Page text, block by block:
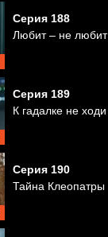
Серия 188
Любит – не любит
Серия 189
К гадалке не ходи
Серия 190
Тайна Клеопатры